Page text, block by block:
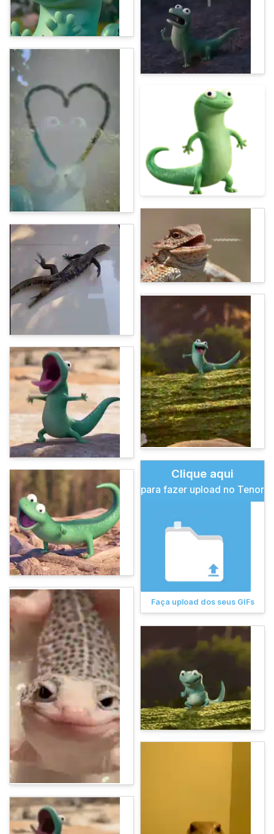
Clique aqui
para fazer upload no Tenor
Faça upload dos seus GIFs